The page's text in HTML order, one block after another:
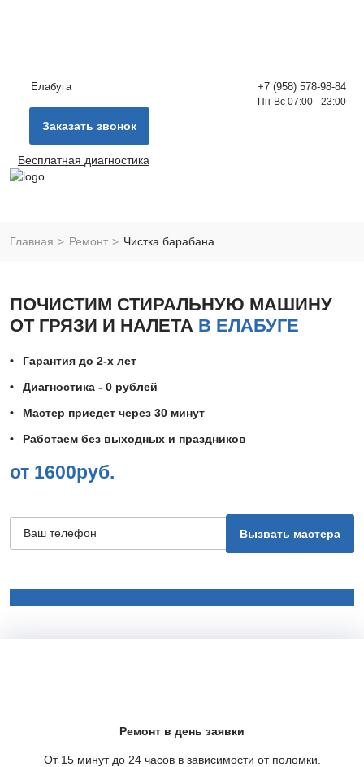
Елабуга +7 (958) 578-98-84
Пн-Вс 07:00 - 23:00
Заказать звонок
Бесплатная диагностика
Главная Ремонт Чистка барабана
ПОЧИСТИМ СТИРАЛЬНУЮ МАШИНУ
ОТ ГРЯЗИ И НАЛЕТА В ЕЛАБУГЕ
Гарантия до 2-х лет
Диагностика - 0 рублей
Мастер приедет через 30 минут
Работаем без выходных и праздников
от 1600руб.
Ремонт в день заявки
От 15 минут до 24 часов в зависимости от поломки.